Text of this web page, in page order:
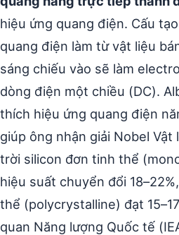
hiệu ứng quang điện. Cấu
quang điện làm từ vật liệu
sáng chiếu vào sẽ làm
dòng điện một chiều (DC).
thích hiệu ứng quang điện
giúp ông nhận giải Nobel Vật
trời silicon đơn tinh thể
hiệu suất chuyển đổi
thể (polycrystalline) đạt
quan Năng lượng Quốc tế